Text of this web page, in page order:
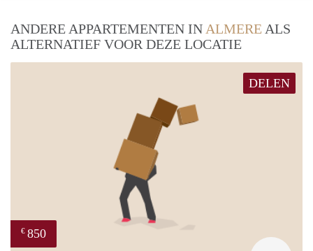
ANDERE APPARTEMENTEN IN ALMERE ALS
ALTERNATIEF VOOR DEZE LOCATIE
DELEN
€ 850